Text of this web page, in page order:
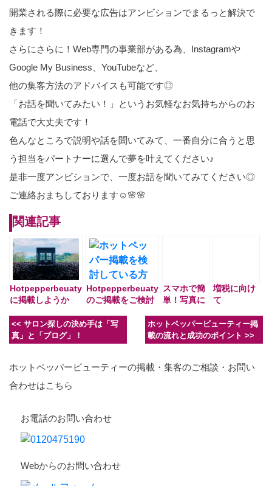
開業される際に必要な広告はアンビションでまるっと解決で
きます！
さらにさらに！Web専門の事業部がある為、Instagramや
Google My Business、YouTubeなど、
他の集客方法のアドバイスも可能です◎
「お話を聞いてみたい！」というお気軽なお気持ちからのお
電話で大丈夫です！
色んなところで説明や話を聞いてみて、一番自分に合うと思
う担当をパートナーに選んで夢を叶えてください♪
是非一度アンビションで、一度お話を聞いてみてください◎
ご連絡おまちしております☺🌸🌸
関連記事
Hotpepperbeuaty
に掲載しようか
いいの？？
Hotpepperbeuaty
のご掲載をご検討
🌟
スマホで簡
単！写真に
ロゴを入れ
る方法
増税に向け
て
<< サロン探しの決め手は「写
真」と「ブログ」！
ホットペッパービューティー掲
載の流れと成功のポイント >>
ホットペッパービューティーの掲載・集客のご相談・お問い
合わせはこちら
お電話のお問い合わせ
Webからのお問い合わせ